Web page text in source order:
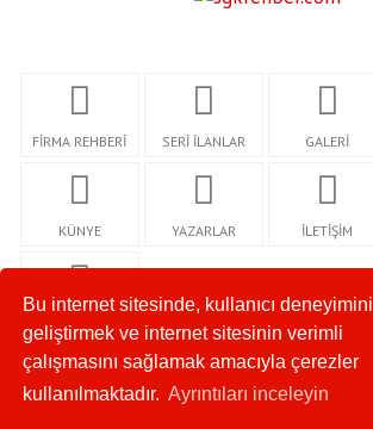
Bu internet sitesinde, kullanıcı deneyimini
geliştirmek ve internet sitesinin verimli
çalışmasını sağlamak amacıyla çerezler
kullanılmaktadır. Ayrıntıları inceleyin
FİRMA REHBERİ SERİ İLANLAR GALERİ
KÜNYE YAZARLAR İLETİŞİM